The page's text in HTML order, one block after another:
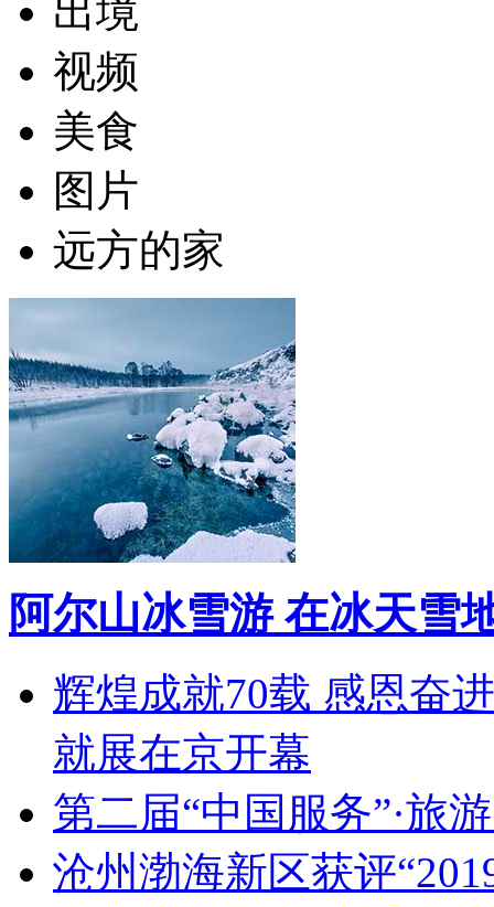
出境
视频
美食
图片
远方的家
阿尔山冰雪游 在冰天雪
辉煌成就70载 感恩奋
就展在京开幕
第二届“中国服务”·旅
沧州渤海新区获评